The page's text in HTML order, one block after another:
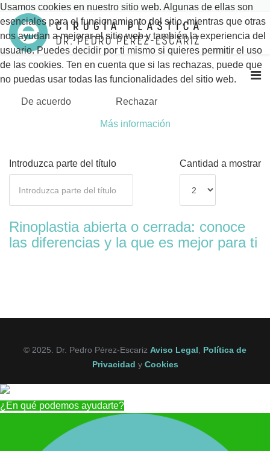
Introduzca parte del título Cantidad a mostrar
Rinoplastia abierta o cerrada: conoce
las diferencias y la que es mejor para ti
© 2025. Dr. Pedro Pérez-Escariz Aviso Legal
Política de
Privacidad y Cookies
¿En qué podemos ayudarte?
Usamos cookies en nuestro sitio web. Algunas de ellas son
esenciales para el funcionamiento del sitio, mientras que otras
nos ayudan a mejorar el sitio web y también la experiencia del
usuario. Puedes decidir por ti mismo si quieres permitir el uso
de las cookies. Ten en cuenta que si las rechazas, puede que
no puedas usar todas las funcionalidades del sitio web.
De acuerdo Rechazar
Más información